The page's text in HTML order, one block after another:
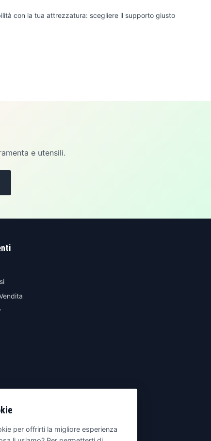
con la tua attrezzatura: scegliere il supporto giusto
e utensili.
per offrirti la migliore esperienza